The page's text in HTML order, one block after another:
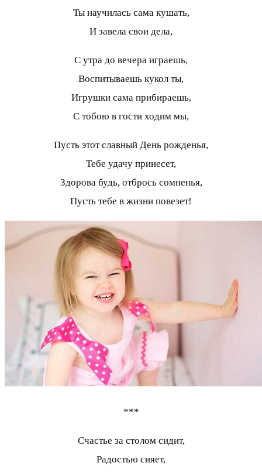
Ты научилась сама кушать,
И завела свои дела,
С утра до вечера играешь,
Воспитываешь кукол ты,
Игрушки сама прибираешь,
С тобою в гости ходим мы,
Пусть этот славный День рожденья,
Тебе удачу принесет,
Здорова будь, отбрось сомненья,
Пусть тебе в жизни повезет!
***
Счастье за столом сидит,
Радостью сияет,